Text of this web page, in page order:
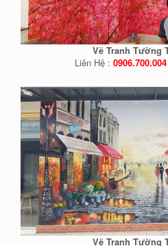
Vẽ Tranh Tường
Liên Hệ :
Vẽ Tranh Tường